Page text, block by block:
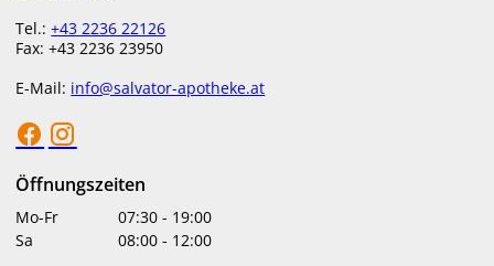
Tel.:+43 2236 22126
Fax: +43 2236 23950
E-Mail: info@salvator-apotheke.at
Öffnungszeiten
Mo-Fr 07:30 - 19:00
Sa
08:00 - 12:00